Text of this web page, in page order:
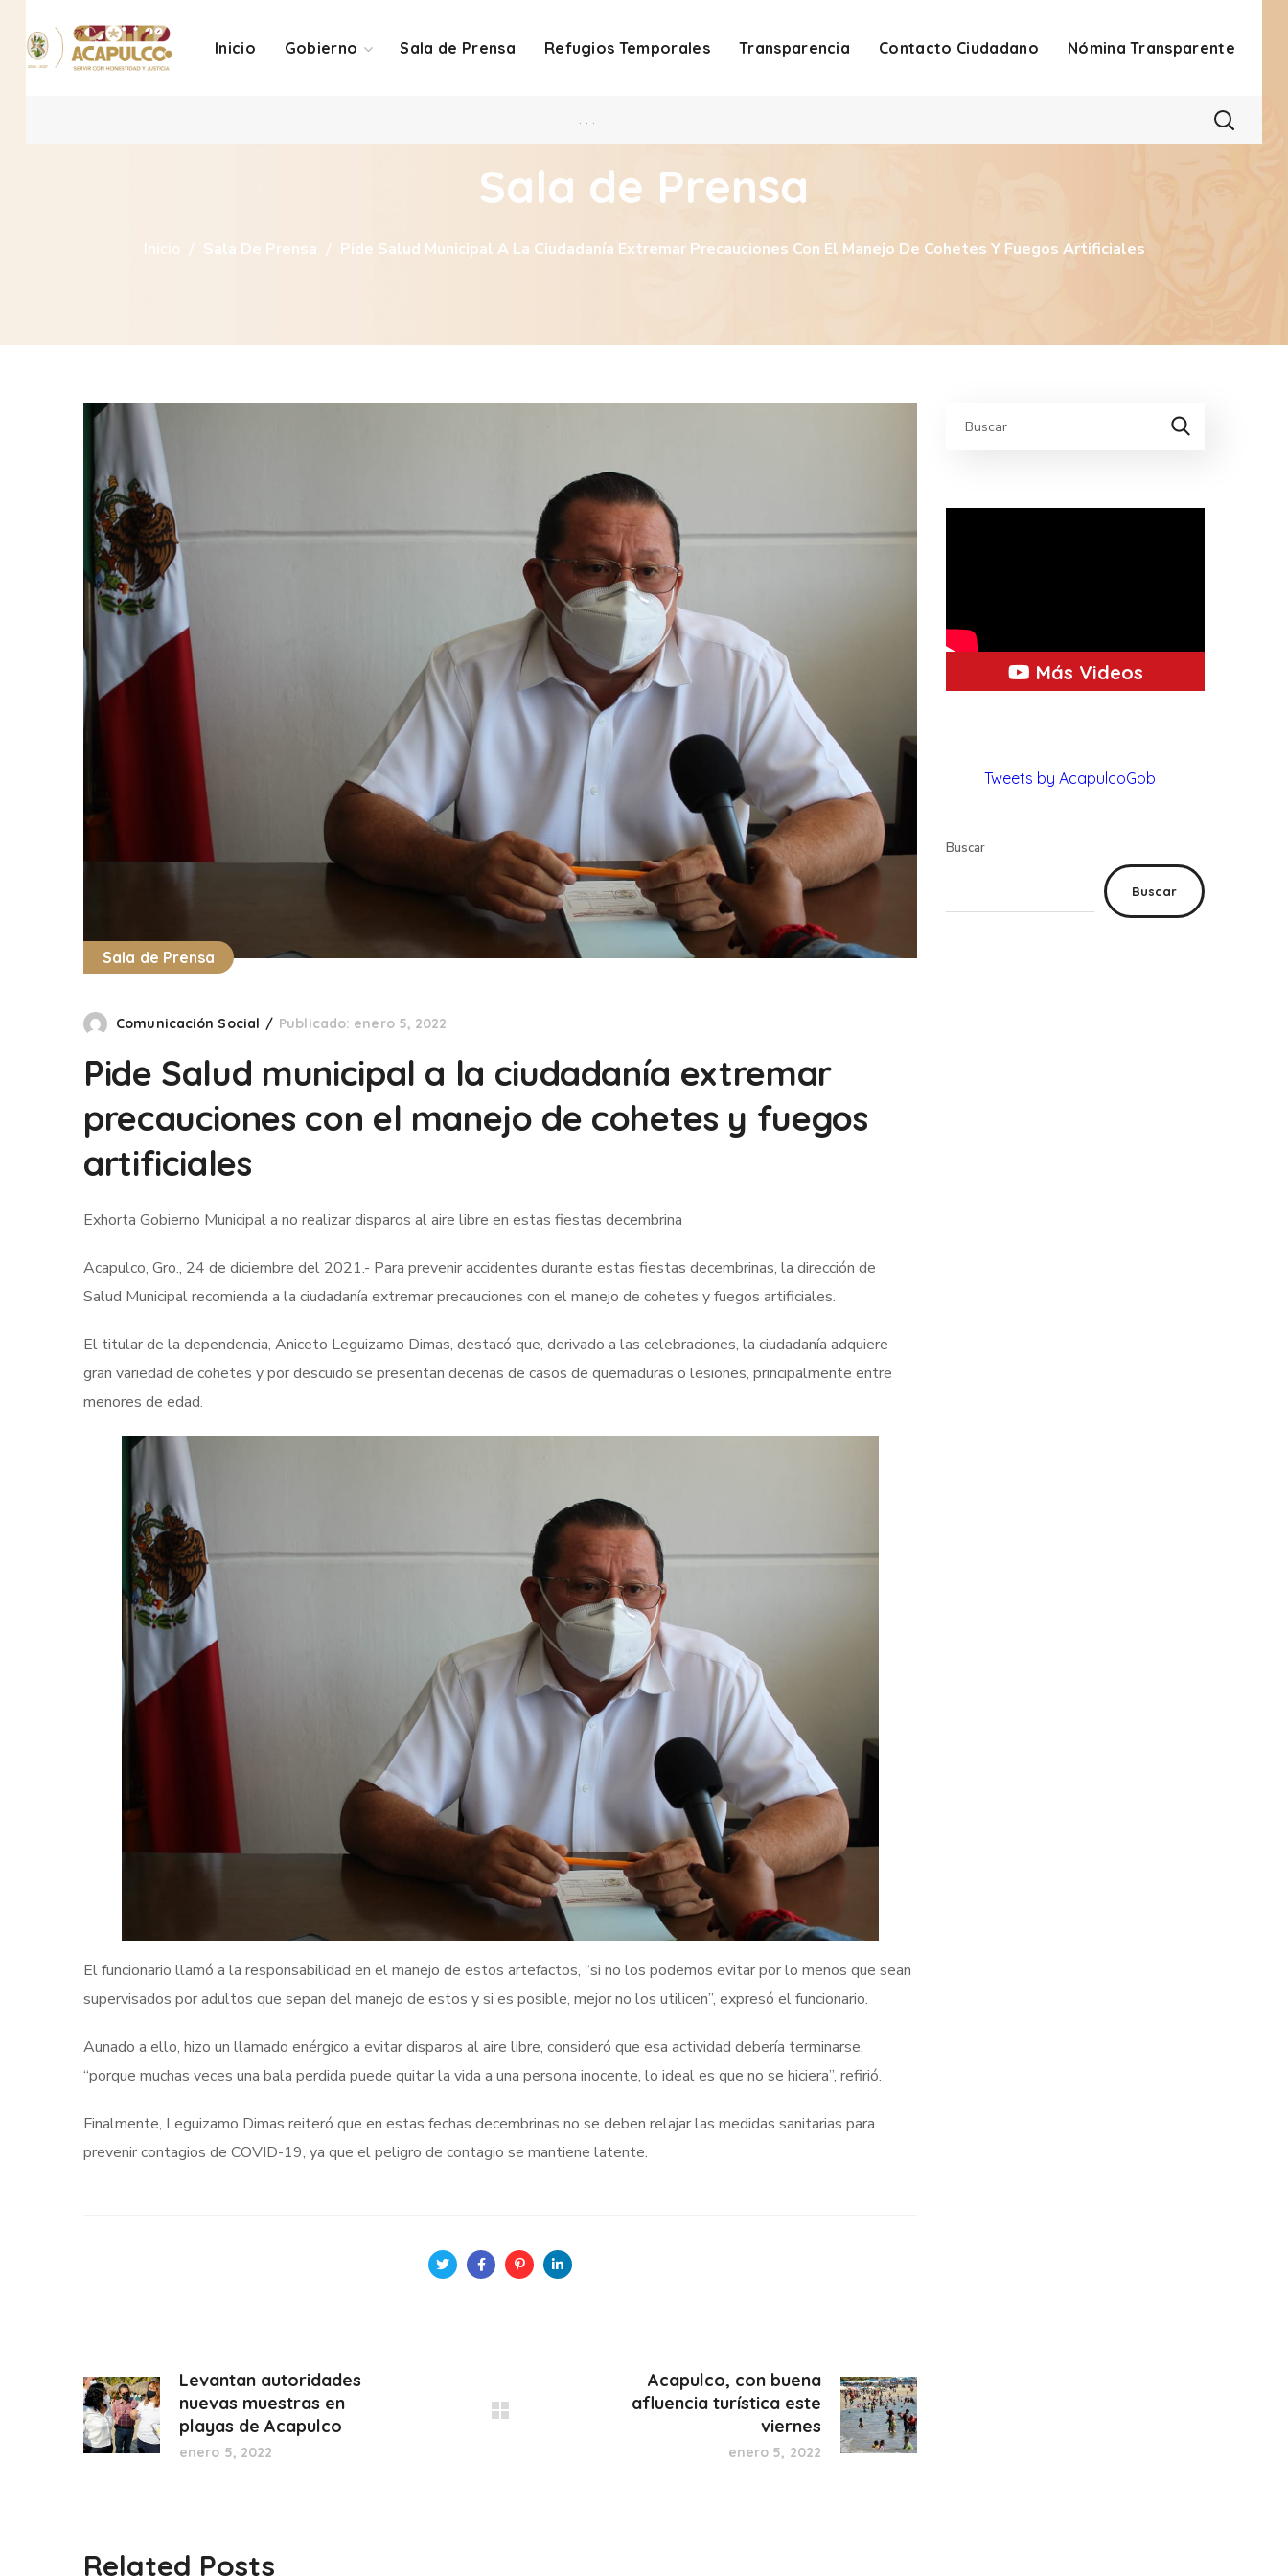
Inicio Gobierno Sala de Prensa Refugios Temporales Transparencia Contacto Ciudadano Nómina Transparente
. . .
Sala de Prensa
Inicio Sala De Prensa Pide Salud Municipal A La Ciudadanía Extremar Precauciones Con El Manejo De Cohetes Y Fuegos Artificiales
Sala de Prensa
Comunicación Social Publicado: enero 5, 2022
Pide Salud municipal a la ciudadanía extremar
precauciones con el manejo de cohetes y fuegos
artificiales
Exhorta Gobierno Municipal a no realizar disparos al aire libre en estas fiestas decembrina
Acapulco, Gro., 24 de diciembre del 2021.- Para prevenir accidentes durante estas fiestas decembrinas, la dirección de
Salud Municipal recomienda a la ciudadanía extremar precauciones con el manejo de cohetes y fuegos artificiales.
El titular de la dependencia, Aniceto Leguizamo Dimas, destacó que, derivado a las celebraciones, la ciudadanía adquiere
gran variedad de cohetes y por descuido se presentan decenas de casos de quemaduras o lesiones, principalmente entre
menores de edad.
El funcionario llamó a la responsabilidad en el manejo de estos artefactos, “si no los podemos evitar por lo menos que sean
supervisados por adultos que sepan del manejo de estos y si es posible, mejor no los utilicen”, expresó el funcionario.
Aunado a ello, hizo un llamado enérgico a evitar disparos al aire libre, consideró que esa actividad debería terminarse,
“porque muchas veces una bala perdida puede quitar la vida a una persona inocente, lo ideal es que no se hiciera”, refirió.
Finalmente, Leguizamo Dimas reiteró que en estas fechas decembrinas no se deben relajar las medidas sanitarias para
prevenir contagios de COVID-19, ya que el peligro de contagio se mantiene latente.
Levantan autoridades
nuevas muestras en
playas de Acapulco
enero 5, 2022
Acapulco, con buena
afluencia turística este
viernes
enero 5, 2022
Related Posts
Más Videos
Tweets by AcapulcoGob
Buscar
Buscar